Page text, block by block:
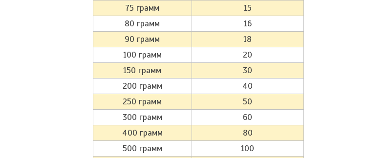
75 грамм
15
80 грамм
16
90 грамм
18
100 грамм
20
150 грамм
30
200 грамм
40
250 грамм
50
300 грамм
60
400 грамм
80
500 грамм
100